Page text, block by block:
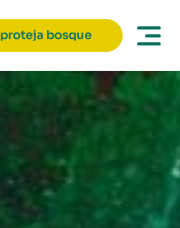
proteja bosque